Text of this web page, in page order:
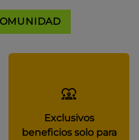
Exclusivos
beneficios solo para